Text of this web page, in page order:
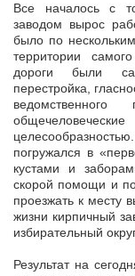
Все началось с
заводом вырос
было по
территории
дороги были
перестройка,
погружался в
кустами и
скорой помощи и
проезжать к месту
жизни кирпичный
избирательный
Результат на